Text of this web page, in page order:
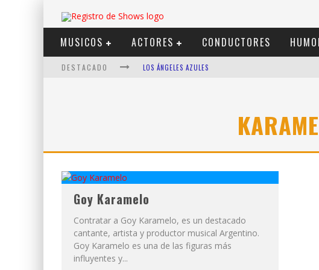
MUSICOS ACTORES CONDUCTORES
DESTACADO LOS ÁNGELES AZULES
DUKI
Goy Karamelo
Contratar a Goy Karamelo, es un destacado
cantante, artista y productor musical Argentino.
Goy Karamelo es una de las figuras más
influyentes y...